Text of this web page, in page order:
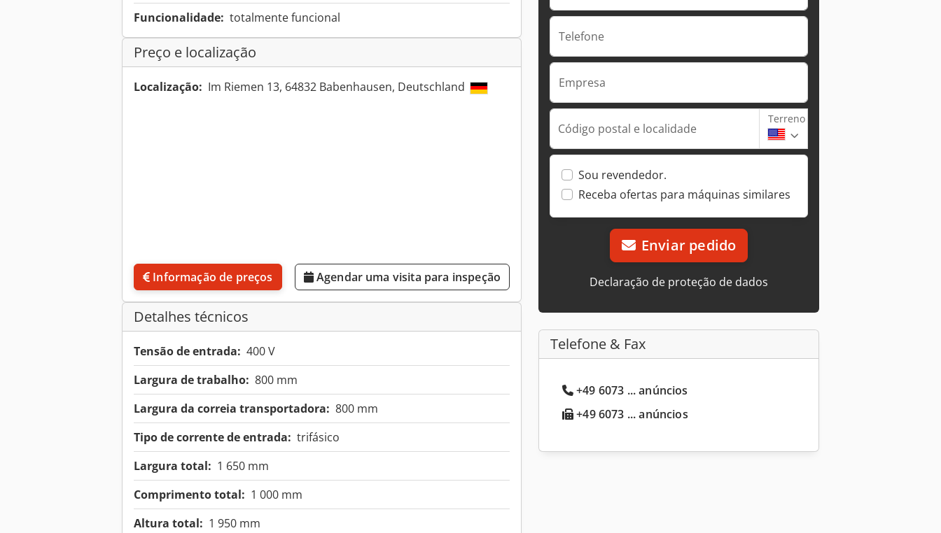
Funcionalidade: totalmente funcional
Preço e localização
Localização: Im Riemen 13, 64832 Babenhausen, Deutschland
Informação de preços Agendar uma visita para inspeção
Detalhes técnicos
Tensão de entrada: 400 V
Largura de trabalho: 800 mm
Largura da correia transportadora: 800 mm
Tipo de corrente de entrada: trifásico
Largura total: 1 650 mm
Comprimento total: 1 000 mm
Altura total: 1 950 mm
Telefone
Empresa
Código postal e localidade
Terreno
Sou revendedor.
Receba ofertas para máquinas similares
Enviar pedido
Declaração de proteção de dados
Telefone & Fax
+49 6073 ... anúncios
+49 6073 ... anúncios